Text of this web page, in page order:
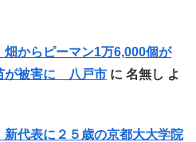
からピーマン1万6,000個が
が被害に 八戸市 に 名無し よ
新代表に２５歳の京都大大学院